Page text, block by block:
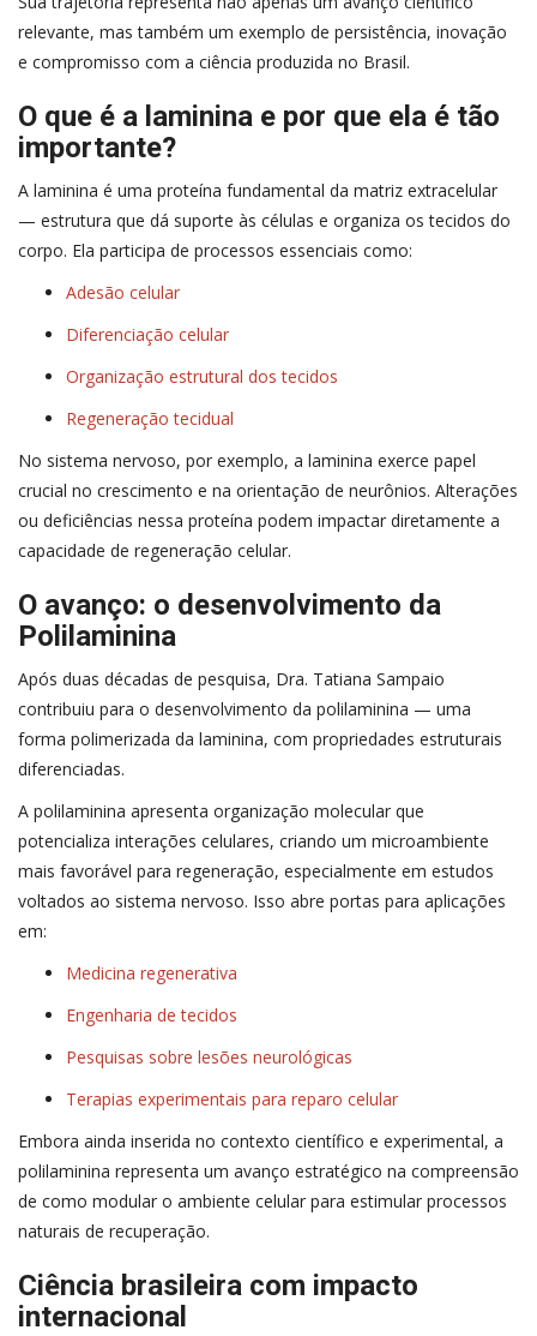
relevante, mas também um exemplo de persistência, inovação
e compromisso com a ciência produzida no Brasil.
O que é a laminina e por que ela é tão
importante?
A laminina é uma proteína fundamental da matriz extracelular
— estrutura que dá suporte às células e organiza os tecidos do
corpo. Ela participa de processos essenciais como:
Adesão celular
Diferenciação celular
Organização estrutural dos tecidos
Regeneração tecidual
No sistema nervoso, por exemplo, a laminina exerce papel
crucial no crescimento e na orientação de neurônios. Alterações
ou deficiências nessa proteína podem impactar diretamente a
capacidade de regeneração celular.
O avanço: o desenvolvimento da
Polilaminina
Após duas décadas de pesquisa, Dra. Tatiana Sampaio
contribuiu para o desenvolvimento da polilaminina — uma
forma polimerizada da laminina, com propriedades estruturais
diferenciadas.
A polilaminina apresenta organização molecular que
potencializa interações celulares, criando um microambiente
mais favorável para regeneração, especialmente em estudos
voltados ao sistema nervoso. Isso abre portas para aplicações
em:
Medicina regenerativa
Engenharia de tecidos
Pesquisas sobre lesões neurológicas
Terapias experimentais para reparo celular
Embora ainda inserida no contexto científico e experimental, a
polilaminina representa um avanço estratégico na compreensão
de como modular o ambiente celular para estimular processos
naturais de recuperação.
Ciência brasileira com impacto
internacional